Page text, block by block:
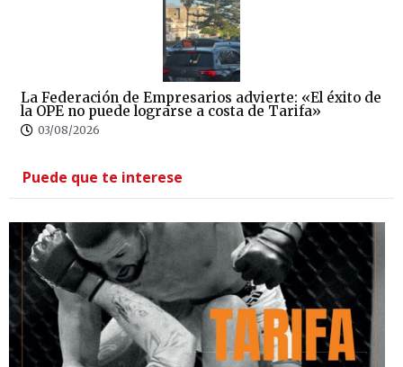
La Federación de Empresarios advierte: «El éxito de
la OPE no puede lograrse a costa de Tarifa»
03/08/2026
Puede que te interese